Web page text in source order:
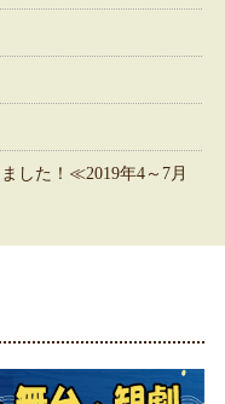
した！≪2019年4～7月